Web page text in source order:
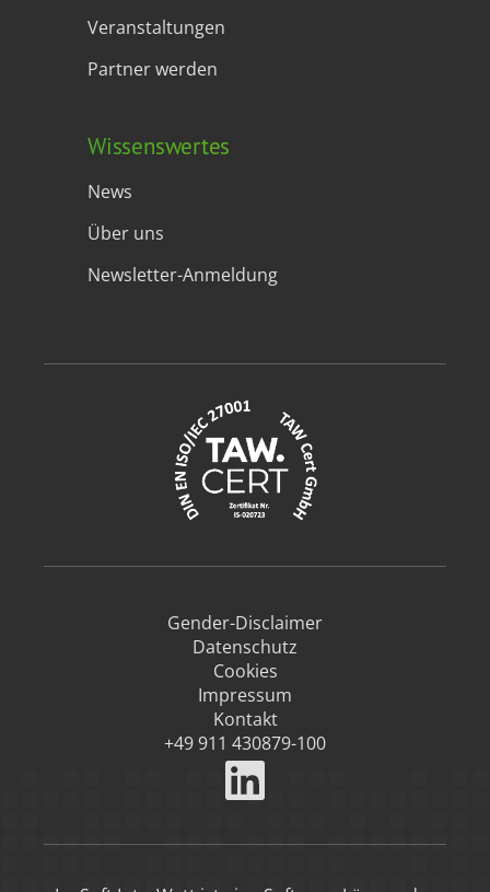
Veranstaltungen
Partner werden
Wissenswertes
News
Über uns
Newsletter-Anmeldung
Gender-Disclaimer
Datenschutz
Cookies
Impressum
Kontakt
+49 911 430879-100